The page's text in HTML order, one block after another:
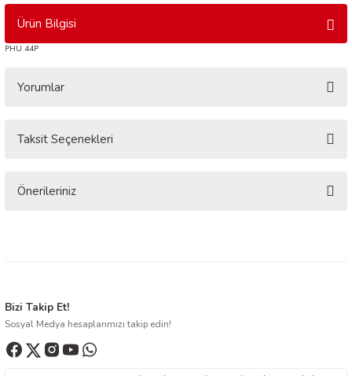
Ürün Bilgisi
PHU 44P
Yorumlar
Bu ürüne ilk yorumu siz yapın!
Taksit Seçenekleri
Önerileriniz
Ürün resmi kalitesiz, bozuk veya görüntülenemiyor.
Ürün açıklamasında eksik bilgiler bulunuyor.
Ürün bilgilerinde hatalar bulunuyor.
Bizi Takip Et!
Sosyal Medya hesaplarımızı takip edin!